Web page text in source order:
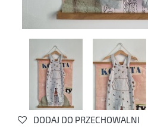
DODAJ DO PRZECHOWALNI